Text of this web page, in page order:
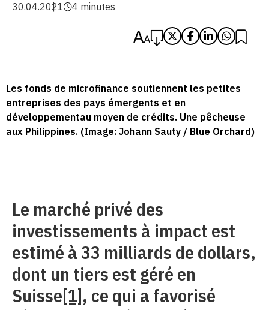
30.04.2021
4 minutes
Les fonds de microfinance soutiennent les petites
entreprises des pays émergents et en
développementau moyen de crédits. Une pêcheuse
aux Philippines. (Image: Johann Sauty / Blue Orchard)
Le marché privé des
investissements à impact est
estimé à 33 milliards de dollars,
dont un tiers est géré en
Suisse[1], ce qui a favorisé